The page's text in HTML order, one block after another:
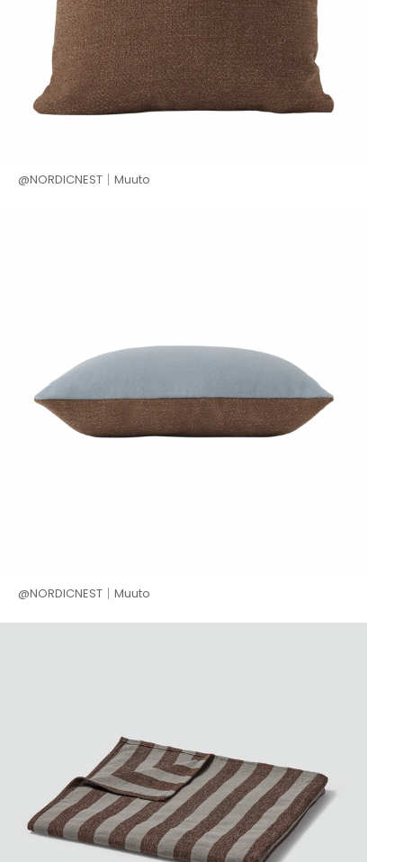
@NORDICNEST│Muuto
@NORDICNEST│Muuto